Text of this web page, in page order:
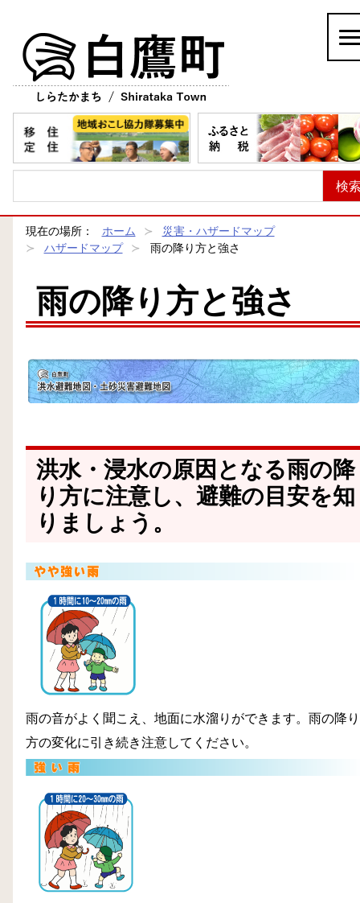
現在の場所： ホーム
災害・ハザードマップ
ハザードマップ
雨の降り方と強さ
雨の降り方と強さ
洪水・浸水の原因となる雨の降
り方に注意し、避難の目安を知
りましょう。
雨の音がよく聞こえ、地面に水溜りができます。雨の降り
方の変化に引き続き注意してください。